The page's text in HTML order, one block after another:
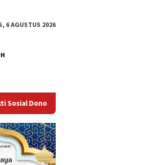
6 AGUSTUS 2026
Memperingati HUT ke-81 Republik